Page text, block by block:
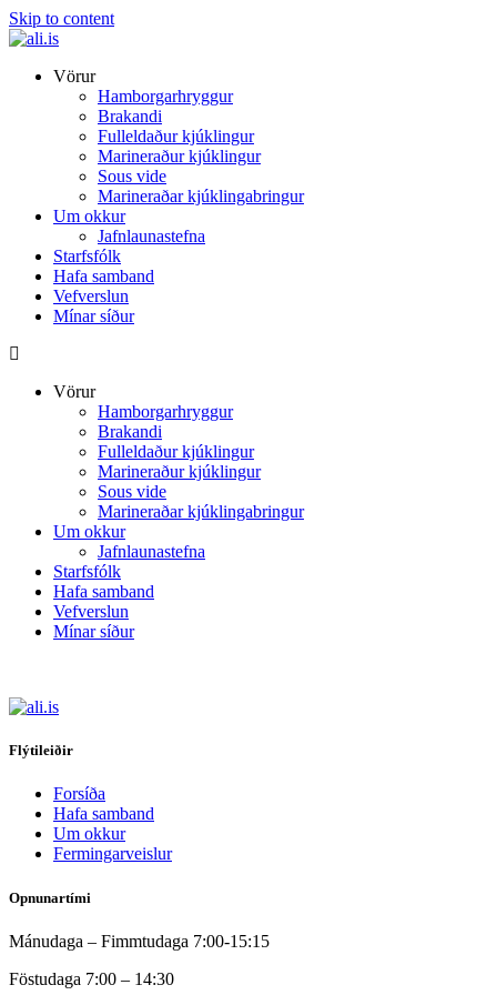
Skip to content
Vörur
Hamborgarhryggur
Brakandi
Fulleldaður kjúklingur
Marineraður kjúklingur
Sous vide
Marineraðar kjúklingabringur
Um okkur
Jafnlaunastefna
Starfsfólk
Hafa samband
Vefverslun
Mínar síður
Vörur
Hamborgarhryggur
Brakandi
Fulleldaður kjúklingur
Marineraður kjúklingur
Sous vide
Marineraðar kjúklingabringur
Um okkur
Jafnlaunastefna
Starfsfólk
Hafa samband
Vefverslun
Mínar síður
Flýtileiðir
Forsíða
Hafa samband
Um okkur
Fermingarveislur
Opnunartími
Mánudaga – Fimmtudaga 7:00-15:15
Föstudaga 7:00 – 14:30